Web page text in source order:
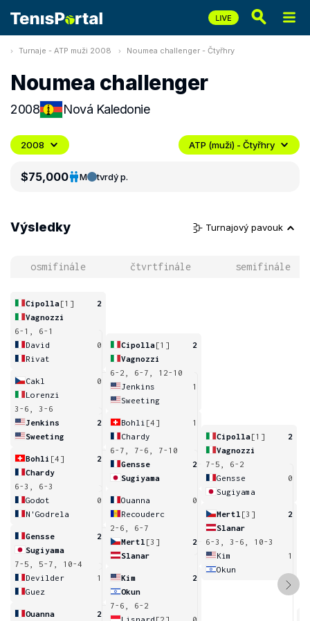
Turnaje - ATP muži 2008 Noumea challenger - Čtyřhry
Noumea challenger
2008 Nová Kaledonie
2008 ATP (muži) - Čtyřhry
$75,000 M tvrdý p.
Výsledky Turnajový pavouk
osmifinále čtvrtfinále semifinále
Cipolla[1]
2
Vagnozzi
6-1, 6-1
David
0
Rivat
Cakl
0
Lorenzi
3-6, 3-6
Jenkins
2
Sweeting
Bohli [4]
2
Chardy
6-3, 6-3
Godot
0
N'Godrela
Gensse
2
Sugiyama
7-5, 5-7, 10-4
Devilder
1
Guez
Ouanna
2
Cipolla[1]
2
Vagnozzi
6-2, 6-7, 12-10
Jenkins
1
Sweeting
Bohli [4]
1
Chardy
6-7, 7-6, 7-10
Gensse
2
Sugiyama
Ouanna
0
Recouderc
2-6, 6-7
Mertl [3]
2
Slanar
Kim
2
Okun
7-6, 6-2
Lisnard [2]
0
Cipolla[1]
2
Vagnozzi
7-5, 6-2
Gensse
0
Sugiyama
Mertl [3]
2
Slanar
6-3, 3-6, 10-3
Kim
1
Okun